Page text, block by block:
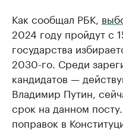
Как сообщал РБК,
2024 году пройдут с
государства
2030-го. Среди
кандидатов —
Владимир Путин,
срок на данном
поправок в